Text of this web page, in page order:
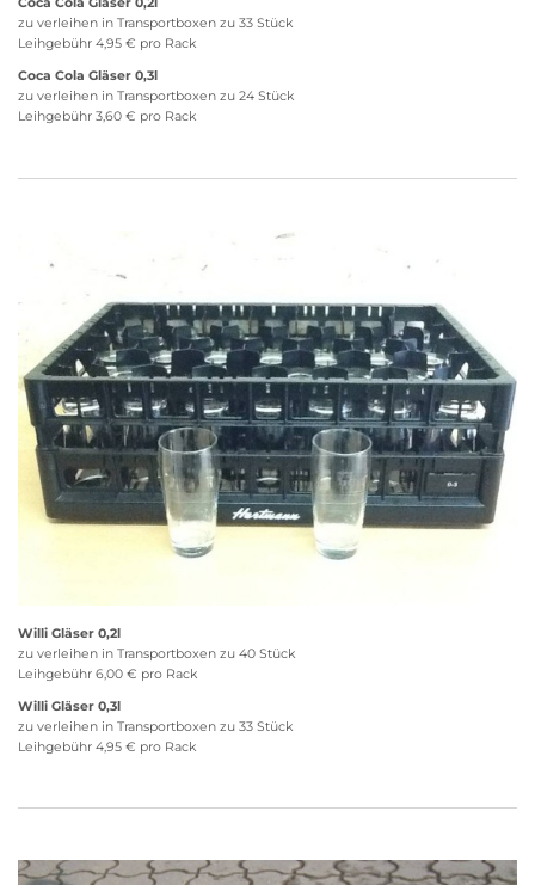
Coca Cola Gläser 0,2l
zu verleihen in Transportboxen zu 33 Stück
Leihgebühr 4,95 € pro Rack
Coca Cola Gläser 0,3l
zu verleihen in Transportboxen zu 24 Stück
Leihgebühr 3,60 € pro Rack
Willi Gläser 0,2l
zu verleihen in Transportboxen zu 40 Stück
Leihgebühr 6,00 € pro Rack
Willi Gläser 0,3l
zu verleihen in Transportboxen zu 33 Stück
Leihgebühr 4,95 € pro Rack